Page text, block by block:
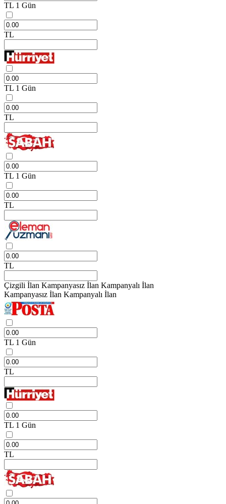
TL 1 Gün
TL
TL 1 Gün
TL
TL 1 Gün
TL
TL
Çizgili İlan Kampanyasız İlan Kampanyalı İlan
Kampanyasız İlan Kampanyalı İlan
TL 1 Gün
TL
TL 1 Gün
TL